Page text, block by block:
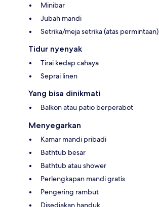
Minibar
Jubah mandi
Setrika/meja setrika (atas permintaan)
Tidur nyenyak
Tirai kedap cahaya
Seprai linen
Yang bisa dinikmati
Balkon atau patio berperabot
Menyegarkan
Kamar mandi pribadi
Bathtub besar
Bathtub atau shower
Perlengkapan mandi gratis
Pengering rambut
Disediakan handuk